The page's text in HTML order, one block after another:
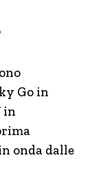
Go in
in
onda dalle